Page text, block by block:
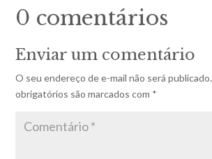
0 comentários
Enviar um comentário
O seu endereço de e-mail não será publicado.
obrigatórios são marcados com *